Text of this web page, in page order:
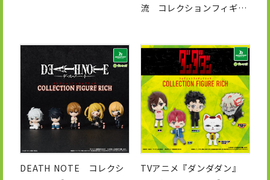
流 コレクションフィギュ
DEATH NOTE コレクシ
TVアニメ『ダンダダン』